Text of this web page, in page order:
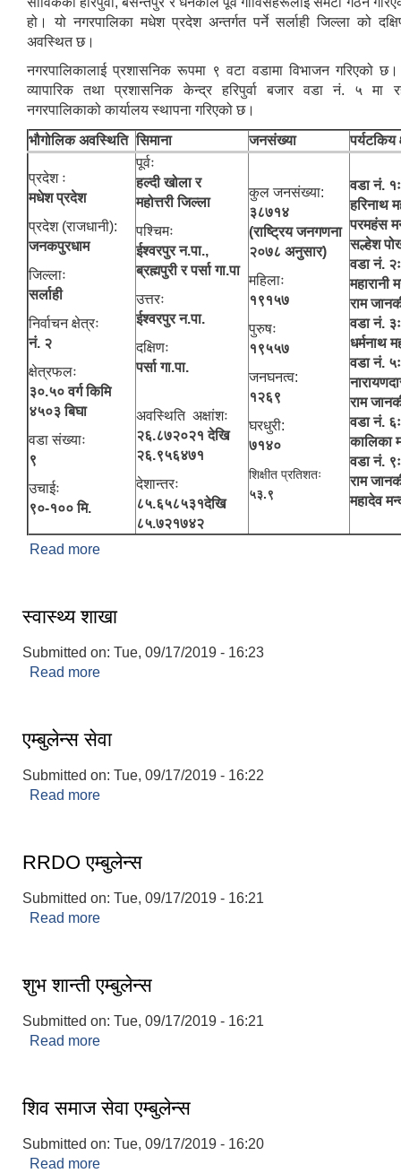
हो। यो नगरपालिका मधेश प्रदेश अन्तर्गत पर्ने सर्लाही जिल्ला को
अवस्थित छ।
नगरपालिकालाई प्रशासनिक रूपमा ९ वटा वडामा विभाजन गरिएको
व्यापारिक तथा प्रशासनिक केन्द्र हरिपुर्वा बजार वडा नं. ५ मा
नगरपालिकाको कार्यालय स्थापना गरिएको छ।
भौगोलिक अवस्थिति सिमाना जनसंख्या पर्यटकिय
प्रदेश ः
मधेश प्रदेश
प्रदेश (राजधानी):
जनकपुरधाम
जिल्लाः
सर्लाही
निर्वाचन क्षेत्रः
नं. २
क्षेत्रफलः
३०.५० वर्ग किमि
४५०३ बिघा
वडा संख्याः
९
उचाईः
९०-१०० मि.
पूर्वः
हल्दी खोला र
महोत्तरी जिल्ला
पश्चिमः
ईश्‍वरपुर न.पा.,
ब्रह्मपुरी र पर्सा गा.पा
उत्तरः
ईश्‍वरपुर न.पा.
दक्षिणः
पर्सा गा.पा.
अवस्थिति अक्षांशः
२६.८७२०२१ देखि
२६.९५६४७१
देशान्तरः
८५.६५८५३१देखि
८५.७२१७४२
कुल जनसंख्या:
३८७१४
(राष्ट्रिय जनगणना
२०७८ अनुसार)
महिलाः
१९१५७
पुरुषः
१९५५७
जनघनत्व:
१२६९
घरधुरी:
७१४०
शिक्षीत प्रतिशतः
५३.९
वडा नं. १ः
हरिनाथ
परमहंस
सल्हेश
वडा नं. २ः
महारानी
राम
वडा नं. ३ः
धर्मनाथ
वडा नं. ५ः
राम
वडा नं. ६ः
कालिका
वडा नं. ९ः
राम
महादेव
Read more
स्वास्थ्य शाखा
Submitted on: Tue, 09/17/2019 - 16:23
Read more
एम्बुलेन्स सेवा
Submitted on: Tue, 09/17/2019 - 16:22
Read more
RRDO एम्बुलेन्स
Submitted on: Tue, 09/17/2019 - 16:21
Read more
शुभ शान्ती एम्बुलेन्स
Submitted on: Tue, 09/17/2019 - 16:21
Read more
शिव समाज सेवा एम्बुलेन्स
Submitted on: Tue, 09/17/2019 - 16:20
Read more